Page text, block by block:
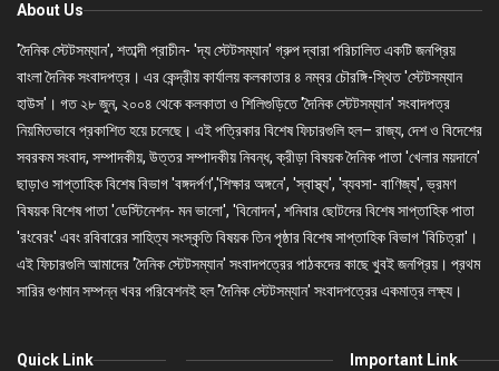
About Us
'দৈনিক স্টেটসম্যান', শতাব্দী প্রাচীন- 'দ্য স্টেটসম্যান' গ্রুপ দ্বারা পরিচালিত একটি জনপ্রিয়
বাংলা দৈনিক সংবাদপত্র। এর কেন্দ্রীয় কার্যালয় কলকাতার ৪ নম্বর চৌরঙ্গি-স্থিত 'স্টেটসম্যান
হাউস'। গত ২৮ জুন, ২০০৪ থেকে কলকাতা ও শিলিগুড়িতে 'দৈনিক স্টেটসম্যান' সংবাদপত্র
নিয়মিতভাবে প্রকাশিত হয়ে চলেছে। এই পত্রিকার বিশেষ ফিচারগুলি হল– রাজ্য, দেশ ও বিদেশের
সবরকম সংবাদ, সম্পাদকীয়, উত্তর সম্পাদকীয় নিবন্ধ, ক্রীড়া বিষয়ক দৈনিক পাতা 'খেলার ময়দানে'
ছাড়াও সাপ্তাহিক বিশেষ বিভাগ 'বঙ্গদর্পণ','শিক্ষার অঙ্গনে', 'স্বাস্থ্য', 'ব্যবসা- বাণিজ্য', ভ্রমণ
বিষয়ক বিশেষ পাতা 'ডেস্টিনেশন- মন ভালো', 'বিনোদন', শনিবার ছোটদের বিশেষ সাপ্তাহিক পাতা
'রংবেরং' এবং রবিবারের সাহিত্য সংস্কৃতি বিষয়ক তিন পৃষ্ঠার বিশেষ সাপ্তাহিক বিভাগ 'বিচিত্রা'।
এই ফিচারগুলি আমাদের 'দৈনিক স্টেটসম্যান' সংবাদপত্রের পাঠকদের কাছে খুবই জনপ্রিয়। প্রথম
সারির গুণমান সম্পন্ন খবর পরিবেশনই হল 'দৈনিক স্টেটসম্যান' সংবাদপত্রের একমাত্র লক্ষ্য।
Quick Link Important Link